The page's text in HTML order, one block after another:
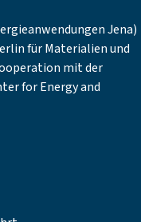
Jena)
für Materialien und
mit der
for Energy and